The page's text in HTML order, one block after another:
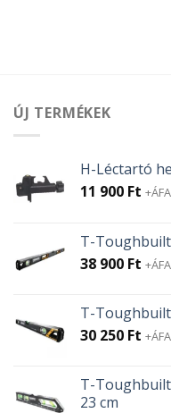
ÚJ TERMÉKEK
H-Léctartó
11 900 Ft +ÁFA
T-Toughbuilt
38 900 Ft +ÁFA
T-Toughbuilt
30 250 Ft +ÁFA
T-
23 cm